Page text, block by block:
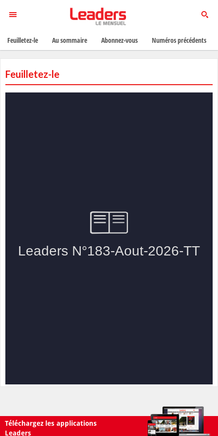
Feuilletez-le
Téléchargez les applications
Leaders
Feuilletez-le Au sommaire Abonnez-vous Numéros précédents